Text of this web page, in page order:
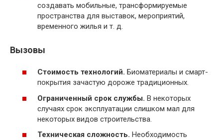
создавать мобильные, трансформируемые
пространства для выставок, мероприятий,
временного жилья и т. д.
Вызовы
Стоимость технологий. Биоматериалы и смарт-
покрытия зачастую дороже традиционных.
Ограниченный срок службы. В некоторых
случаях срок эксплуатации слишком мал для
некоторых видов строительства.
Техническая сложность. Необходимость